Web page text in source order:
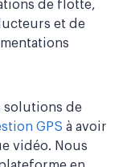
de flotte,
et de
solutions de
GPS à avoir
vidéo. Nous